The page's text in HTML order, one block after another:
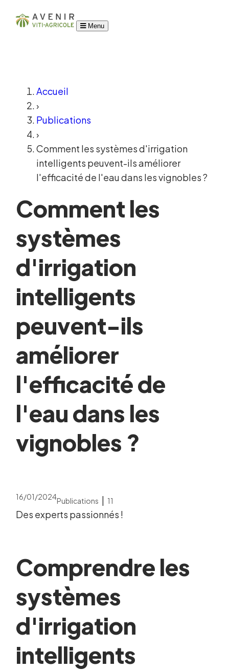
Menu
Accueil
›
Publications
›
Comment les systèmes d'irrigation
intelligents peuvent-ils améliorer
l'efficacité de l'eau dans les vignobles ?
Comment les
systèmes
d'irrigation
intelligents
peuvent-ils
améliorer
l'efficacité de
l'eau dans les
vignobles ?
16/01/2024Publications | 11
Des experts passionnés !
Comprendre les
systèmes
d'irrigation
intelligents